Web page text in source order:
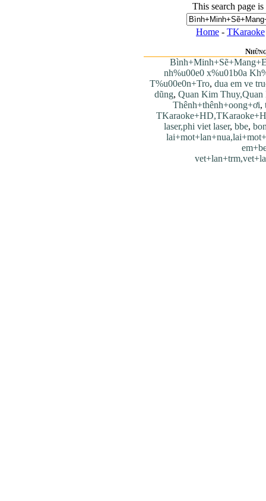
This search page
Home - TKaraoke
nh%u00e0 x%u01b0a
T%u00e0n+Tro, dua em ve
dũng, Quan Kim
Thênh+thênh+oong+ơi,
laser,phi viet laser, bbe,